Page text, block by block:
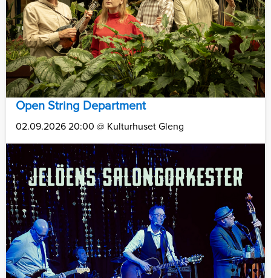
Open String Department
02.09.2026 20:00 @ Kulturhuset Gleng